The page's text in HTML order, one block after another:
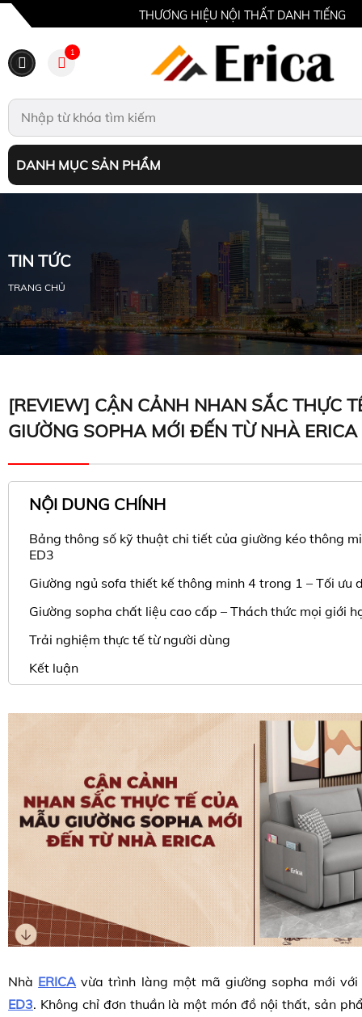
THƯƠNG HIỆU NỘI THẤT DANH TIẾNG
1
DANH MỤC SẢN PHẨM
TIN TỨC
TRANG CHỦ
[REVIEW] CẬN CẢNH NHAN SẮC THỰC
GIƯỜNG SOPHA MỚI ĐẾN TỪ NHÀ ERICA
NỘI DUNG CHÍNH
Bảng thông số kỹ thuật chi tiết của giường kéo thông
ED3
Giường ngủ sofa thiết kế thông minh 4 trong 1 – Tối ưu
Giường sopha chất liệu cao cấp – Thách thức mọi giới
Trải nghiệm thực tế từ người dùng
Kết luận
Nhà ERICA vừa trình làng một mã giường sopha mới
ED3. Không chỉ đơn thuần là một món đồ nội thất, sản